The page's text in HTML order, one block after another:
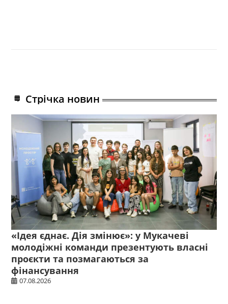
Стрічка новин
«Ідея єднає. Дія змінює»: у Мукачеві
молодіжні команди презентують власні
проєкти та позмагаються за
фінансування
07.08.2026